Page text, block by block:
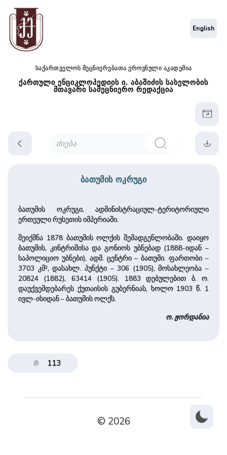
საქართველოს მეცნიერებათა ეროვნული აკადემია
ქართული ენციკლოპედიის ი. აბაშიძის სახელობის
მთავარი სამეცნიერო რედაქცია
English
ბათუმის ოკრუგი
ბათუმის ოკრუგი, ადმინისტრაციულ-ტერიტორიული
ერთეული რუსეთის იმპერიაში.
შეიქმნა 1878 ბათუმის ოლქის შემადგენლობაში. დაიყო
ბათუმის, კინტრიშისა და გონიოს უბნებად (1888-იდან –
საპოლიციო უბნები), ადმ. ცენტრი – ბათუმი. ფართობი –
3703 კმ², დასახლ. პუნქტი – 306 (1905), მოსახლეობა –
20824 (1882), 63414 (1905). 1883 დებულებით ბ. ო.
დაუქვემდებარეს ქუთაისის გუბერნიას, ხოლო 1903 წ. 1
ივლ-ისიდან – ბათუმის ოლქს.
ო. ჟორდანია
113
© 2026